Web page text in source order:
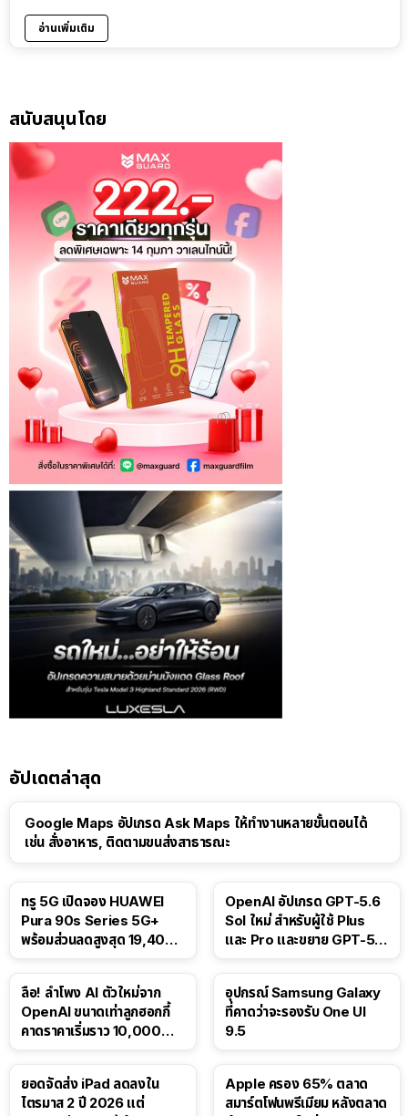
อ่านเพิ่มเติม
สนับสนุนโดย
อัปเดตล่าสุด
Google Maps อัปเกรด Ask Maps ให้ทำงานหลายขั้นตอนได้
เช่น สั่งอาหาร, ติดตามขนส่งสาธารณะ
ทรู 5G เปิดจอง HUAWEI
Pura 90s Series 5G+
พร้อมส่วนลดสูงสุด 19,400
OpenAI อัปเกรด GPT-5.6
Sol ใหม่ สำหรับผู้ใช้ Plus
และ Pro และขยาย GPT-5.6
ลือ! ลำโพง AI ตัวใหม่จาก
OpenAI ขนาดเท่าลูกฮอกกี้
คาดราคาเริ่มราว 10,000
อุปกรณ์ Samsung Galaxy
ที่คาดว่าจะรองรับ One UI
9.5
ยอดจัดส่ง iPad ลดลงใน
ไตรมาส 2 ปี 2026 แต่
Apple ครอง 65% ตลาด
สมาร์ตโฟนพรีเมียม หลังตลาด